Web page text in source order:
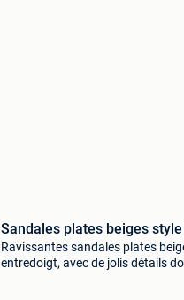
Sandales plates beiges
Ravissantes sandales plates
entredoigt, avec de jolis détails